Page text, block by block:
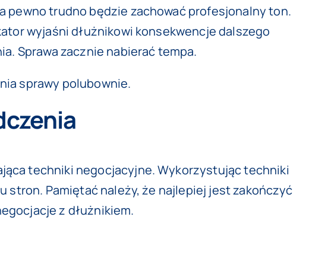
pewno trudno będzie zachować profesjonalny ton.
wyjaśni dłużnikowi konsekwencje dalszego
Sprawa zacznie nabierać tempa.
sprawy polubownie.
techniki negocjacyjne. Wykorzystując techniki
stron. Pamiętać należy, że najlepiej jest zakończyć
z dłużnikiem.